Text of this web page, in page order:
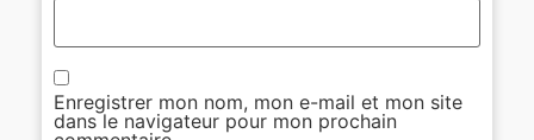
Enregistrer mon nom, mon e-mail et mon site
dans le navigateur pour mon prochain